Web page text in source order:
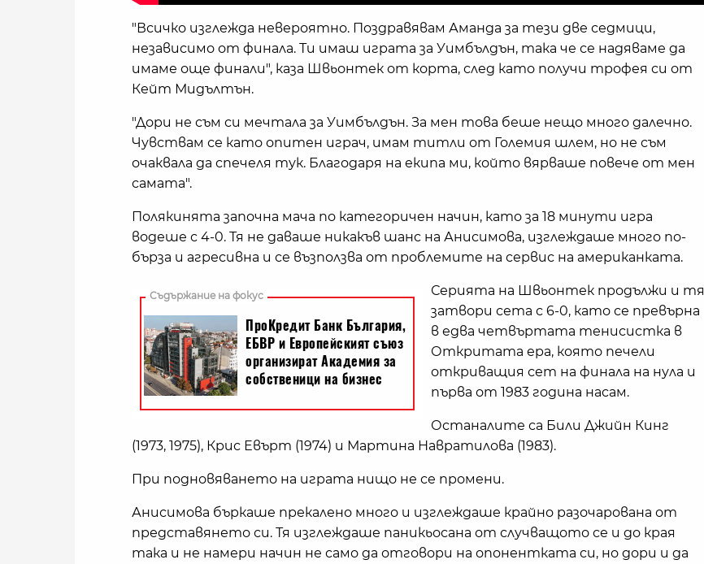
"Всичко изглежда невероятно. Поздравявам Аманда за тези две седмици,
независимо от финала. Ти имаш играта за Уимбълдън, така че се надяваме да
имаме още финали", каза Швьонтек от корта, след като получи трофея си от
Кейт Мидълтън.
"Дори не съм си мечтала за Уимбълдън. За мен това беше нещо много далечно.
Чувствам се като опитен играч, имам титли от Големия шлем, но не съм
очаквала да спечеля тук. Благодаря на екипа ми, който вярваше повече от мен
самата".
Полякинята започна мача по категоричен начин, като за 18 минути игра
водеше с 4-0. Тя не даваше никакъв шанс на Анисимова, изглеждаше много по-
бърза и агресивна и се възползва от проблемите на сервис на американката.
Серията на Швьонтек продължи и тя
затвори сета с 6-0, като се превърна
в едва четвъртата тенисистка в
Откритата ера, която печели
откриващия сет на финала на нула и
първа от 1983 година насам.
Останалите са Били Джийн Кинг
(1973, 1975), Крис Евърт (1974) и Мартина Навратилова (1983).
При подновяването на играта нищо не се промени.
Анисимова бъркаше прекалено много и изглеждаше крайно разочарована от
представянето си. Тя изглеждаше паникьосана от случващото се и до края
така и не намери начин не само да отговори на опонентката си, но дори и да